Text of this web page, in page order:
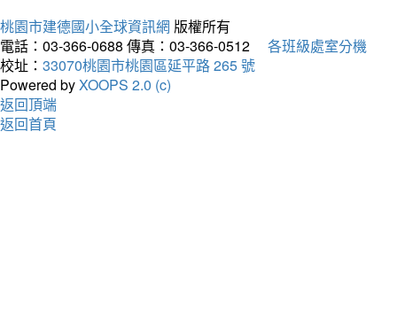
桃園市建德國小全球資訊網 版權所有
電話：03-366-0688 傳真：03-366-0512
各班級處室分機
校址： 33070桃園市桃園區延平路 265 號
Powered byXOOPS 2.0 (c)
返回頂端
返回首頁